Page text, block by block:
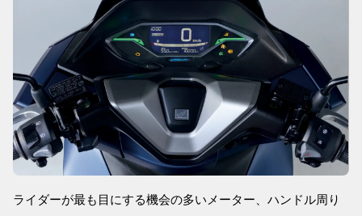
ライダーが最も目にする機会の多いメーター、ハンドル周り